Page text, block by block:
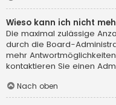
Wieso kann ich nicht
Die maximal zulässige
durch die Board-
mehr
kontaktieren Sie einen
Nach oben